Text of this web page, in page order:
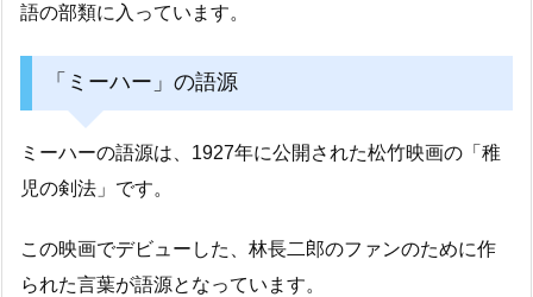
語の部類に入っています。
「ミーハー」の語源
ミーハーの語源は、1927年に公開された松竹映画の「稚
児の剣法」です。
この映画でデビューした、林長二郎のファンのために作
られた言葉が語源となっています。